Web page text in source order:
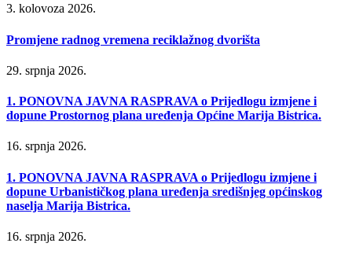
3. kolovoza 2026.
Promjene radnog vremena reciklažnog dvorišta
29. srpnja 2026.
1. PONOVNA JAVNA RASPRAVA o Prijedlogu izmjene i
dopune Prostornog plana uređenja Općine Marija Bistrica.
16. srpnja 2026.
1. PONOVNA JAVNA RASPRAVA o Prijedlogu izmjene i
dopune Urbanističkog plana uređenja središnjeg općinskog
naselja Marija Bistrica.
16. srpnja 2026.